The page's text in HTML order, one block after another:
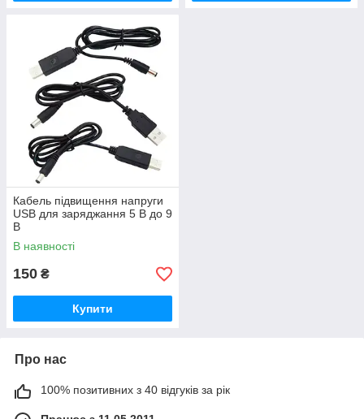
Кабель підвищення напруги
USB для заряджання 5 В до 9
В
В наявності
150 ₴
Купити
Про нас
100% позитивних з 40 відгуків за рік